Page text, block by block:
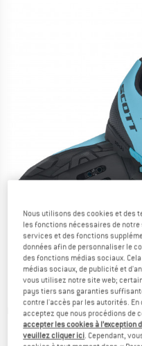
Photos détaillées
Nous utilisons des cookies et des
les fonctions nécessaires de notre
services et des fonctions
données afin de personnaliser le
des fonctions médias sociaux.
médias sociaux, de publicité et
vous utilisez notre site web;
pays tiers sans garanties
contre l'accès par les autorités.
acceptez que nous procédions de
accepter les cookies à
veuillez cliquer ici. Cependant,